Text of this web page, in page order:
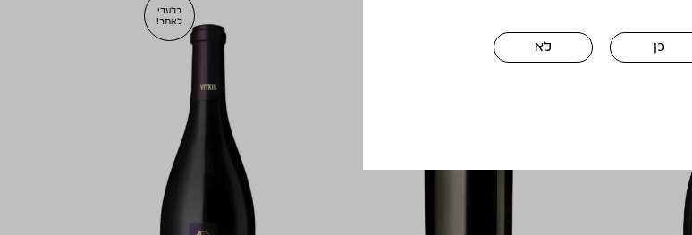
כן לא
בלעדי
לאתר!